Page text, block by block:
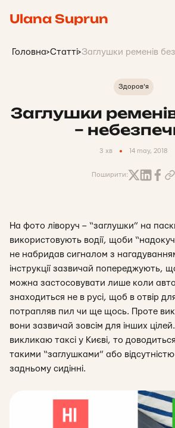
Ulana Suprun
Головна>Статті>Заглушки ременів
Здоров'я
Заглушки
–
3 хв 14 may, 2018
Поширити:
На фото ліворуч – “заглушки” на
використовують водії, щоби
не набридав сигналом з
інструкції зазвичай попереджують,
можна застосовувати лише коли
знаходиться не в русі, щоб в отвір
потрапляв пил чи ще щось. Проте
вони зазвичай зовсім для інших
викликаю таксі у Києві, то
такими “заглушками” або
задньому сидінні.